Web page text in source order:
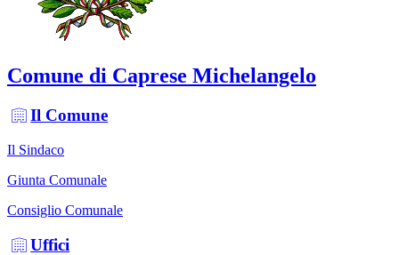
Comune di Caprese Michelangelo
Il Comune
Il Sindaco
Giunta Comunale
Consiglio Comunale
Uffici